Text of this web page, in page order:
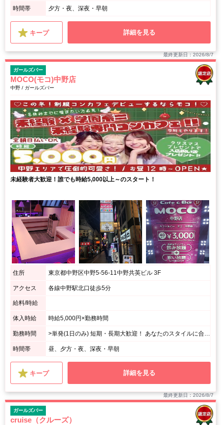
時間帯 夕方・夜、深夜・早朝
キープ 詳細を見る
最終更新日：2026/8/7
ガールズバー
MOCO(モコ)中野店
中野 / ガールズバー
未経験者大歓迎！誰でも時給5,000以上～のスタート！
住所 東京都中野区中野5-56-11中野共英ビル 3F
アクセス 各線中野駅北口徒歩5分
給料/時給
体入時給 時給5,000円×勤務時間
勤務時間 >単発(1日のみ) 短期・長期大歓迎！ あなたのスタイルに合わせて選べます♪
時間帯 昼、夕方・夜、深夜・早朝
キープ 詳細を見る
最終更新日：2026/8/7
ガールズバー
cruise（クルーズ）